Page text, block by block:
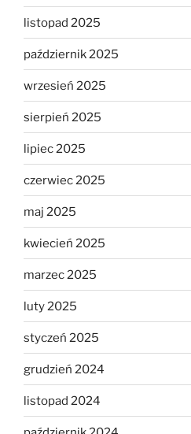
listopad 2025
październik 2025
wrzesień 2025
sierpień 2025
lipiec 2025
czerwiec 2025
maj 2025
kwiecień 2025
marzec 2025
luty 2025
styczeń 2025
grudzień 2024
listopad 2024